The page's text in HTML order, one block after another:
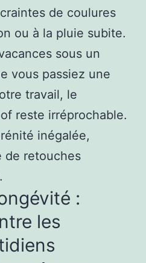
de coulures
ou à la pluie subite.
sous un
vous passiez une
travail, le
reste irréprochable.
inégalée,
de retouches
:
les